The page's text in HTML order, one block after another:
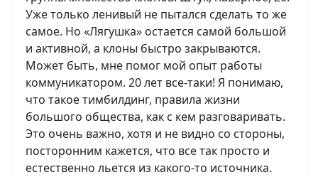
Уже только ленивый не пытался сделать то же
самое. Но «Лягушка» остается самой большой
и активной, а клоны быстро закрываются.
Может быть, мне помог мой опыт работы
коммуникатором. 20 лет все-таки! Я понимаю,
что такое тимбилдинг, правила жизни
большого общества, как с кем разговаривать.
Это очень важно, хотя и не видно со стороны,
посторонним кажется, что все так просто и
естественно льется из какого-то источника.